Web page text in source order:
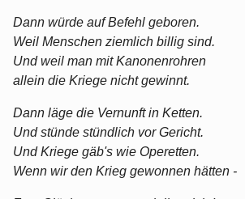
Dann würde auf Befehl geboren.
Weil Menschen ziemlich billig sind.
Und weil man mit Kanonenrohren
allein die Kriege nicht gewinnt.
Dann läge die Vernunft in Ketten.
Und stünde stündlich vor Gericht.
Und Kriege gäb's wie Operetten.
Wenn wir den Krieg gewonnen hätten -